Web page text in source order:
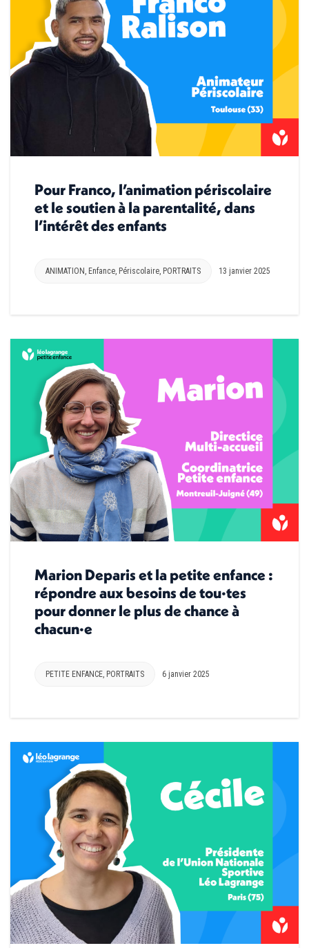
Pour Franco, l’animation périscolaire
et le soutien à la parentalité, dans
l’intérêt des enfants
ANIMATION Enfance Périscolaire PORTRAITS 13 janvier 2025
Marion Deparis et la petite enfance :
répondre aux besoins de tou·tes
pour donner le plus de chance à
chacun·e
PETITE ENFANCE PORTRAITS 6 janvier 2025